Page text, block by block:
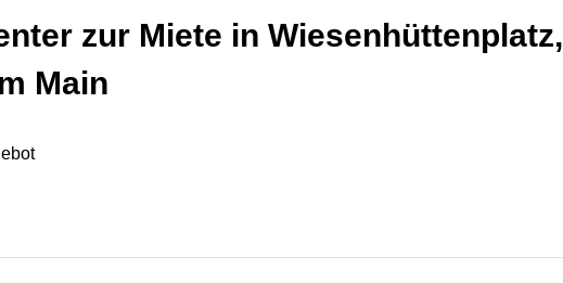
zur Miete in Wiesenhüttenplatz,
Main